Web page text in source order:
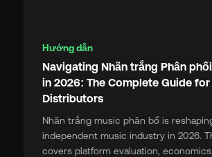
Hướng dẫn
Navigating Nhãn trắng Phân
in 2026: The Complete Guide for
Distributors
Nhãn trắng music phân bổ is
independent music industry in 2026.
covers platform evaluation,